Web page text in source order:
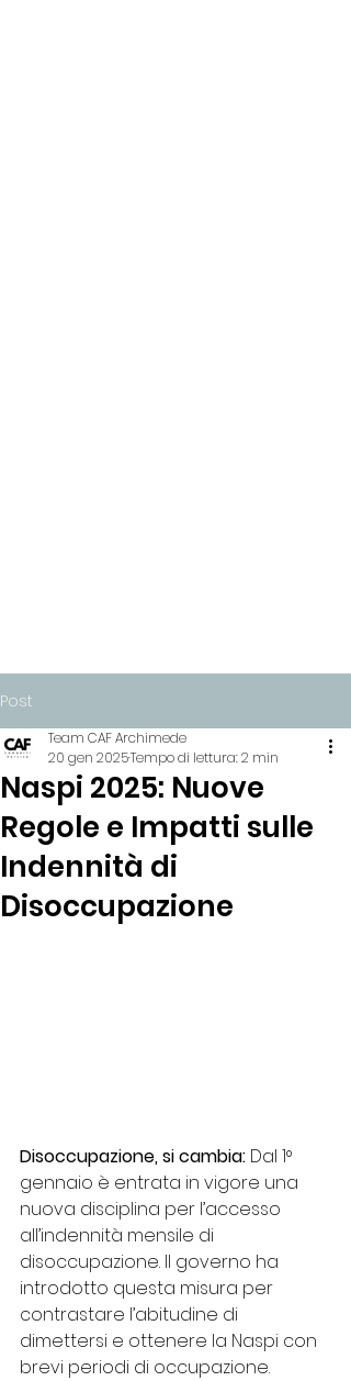
Post
Naspi 2025: Nuove
Regole e Impatti sulle
Indennità di
Disoccupazione
Team CAF Archimede
20 gen 2025Tempo di lettura: 2 min
Disoccupazione, si cambia: Dal 1°
gennaio è entrata in vigore una
nuova disciplina per l’accesso
all’indennità mensile di
disoccupazione. Il governo ha
introdotto questa misura per
contrastare l’abitudine di
dimettersi e ottenere la Naspi con
brevi periodi di occupazione.